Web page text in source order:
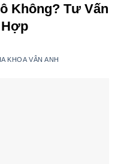
Không? Tư Vấn
KHOA VÂN ANH